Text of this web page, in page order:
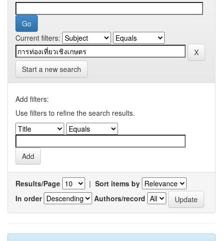
Current filters:
Start a new search
Add filters:
Use filters to refine the search results.
Results/Page | Sort items by
In order
Authors/record